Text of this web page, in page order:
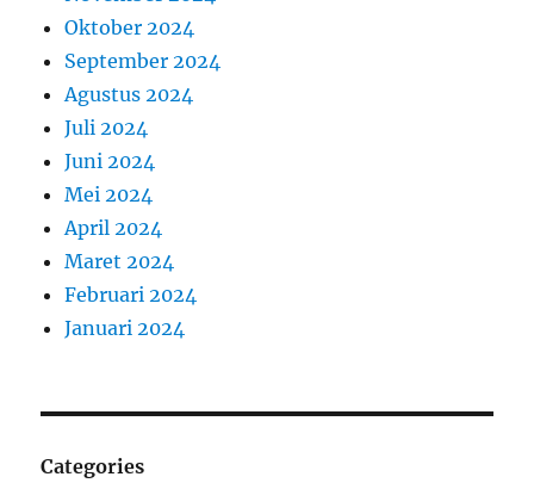
Oktober 2024
September 2024
Agustus 2024
Juli 2024
Juni 2024
Mei 2024
April 2024
Maret 2024
Februari 2024
Januari 2024
Categories